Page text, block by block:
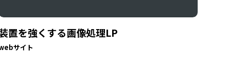
置を強くする画像処理LP
サイト